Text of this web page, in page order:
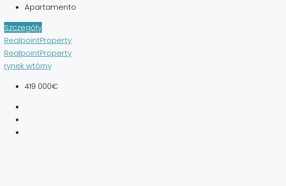
Apartamento
Szczegóły
RealpointProperty
RealpointProperty
rynek wtórny
419 000€